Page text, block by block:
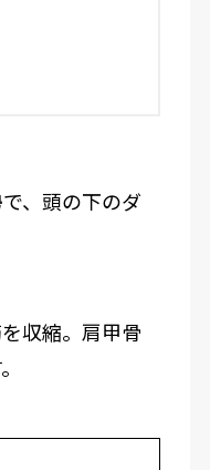
、頭の下のダ
収縮。肩甲骨